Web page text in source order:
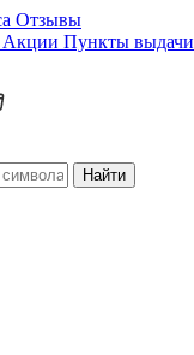
Отзывы
Акции Пункты выдачи
Найти